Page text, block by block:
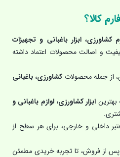
کالا؟
کشاورزی، ابزار باغبانی و تجهیزات
و اصالت محصولات اعتماد داشته
از جمله محصولاتکشاورزی، باغبانی
ابزار کشاورزی، لوازم باغبانی و
داخلی و خارجی، برای هر سطح از
پس از فروش، تا تجربه خریدی مطمئن